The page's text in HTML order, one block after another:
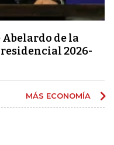
Abelardo de la
2026-
MÁS ECONOMÍA